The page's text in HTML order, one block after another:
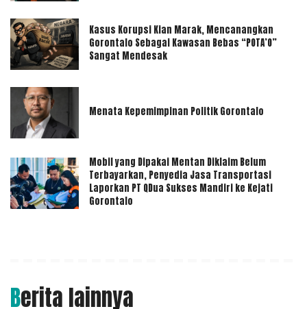
Kasus Korupsi Kian Marak, Mencanangkan
Gorontalo Sebagai Kawasan Bebas “POTA’O”
Sangat Mendesak
Menata Kepemimpinan Politik Gorontalo
Mobil yang Dipakai Mentan Diklaim Belum
Terbayarkan, Penyedia Jasa Transportasi
Laporkan PT QDua Sukses Mandiri ke Kejati
Gorontalo
Berita lainnya